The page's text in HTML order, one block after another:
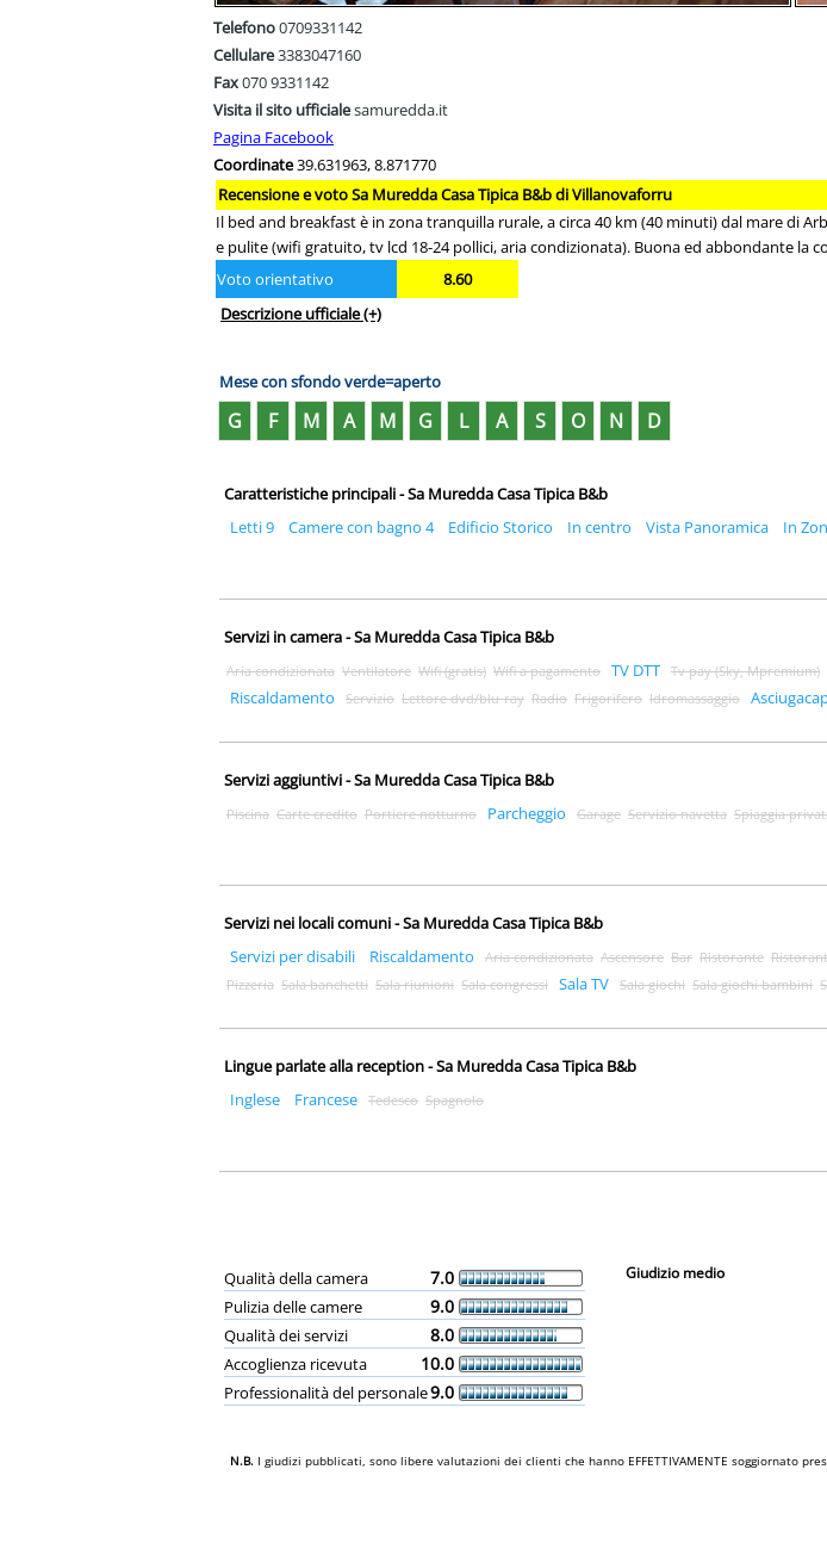
Telefono0709331142
Cellulare3383047160
Fax070 9331142
Visita il sito ufficialesamuredda.it
Pagina Facebook
Coordinate39.631963, 8.871770
Recensione e voto Sa Muredda Casa Tipica B&b di Villanovaforru
Il bed and breakfast è in zona tranquilla rurale, a circa 40 km (40 minuti) dal mare di
e pulite (wifi gratuito, tv lcd 18-24 pollici, aria condizionata). Buona ed abbondante la
Voto orientativo
8.60
Descrizione ufficiale(+)
Mese con sfondo verde=aperto
G F M A M G L A S O N D
Caratteristiche principali - Sa Muredda Casa Tipica B&b
Letti 9
Camere con bagno 4 Edificio Storico In centro Vista Panoramica In
Servizi in camera - Sa Muredda Casa Tipica B&b
Aria condizionata Ventilatore Wifi (gratis) Wifi a pagamento TV DTT Tv pay (Sky, Mpremium)
Riscaldamento
Servizio Lettore dvd/blu-ray Radio Frigorifero Idromassaggio
Servizi aggiuntivi - Sa Muredda Casa Tipica B&b
Piscina Carte credito Portiere notturno Parcheggio Garage Servizio navetta Spiaggia
Servizi nei locali comuni - Sa Muredda Casa Tipica B&b
Servizi per disabili
Riscaldamento Aria condizionata Ascensore Bar Ristorante
Pizzeria Sala banchetti Sala riunioni Sala congressi Sala TV Sala giochi Sala giochi bambini
Lingue parlate alla reception - Sa Muredda Casa Tipica B&b
Inglese
Francese Tedesco Spagnolo
Qualità della camera 7.0
Pulizia delle camere 9.0
Qualità dei servizi 8.0
Accoglienza ricevuta 10.0
Professionalità del personale9.0
Giudizio medio
N.B. I giudizi pubblicati, sono libere valutazioni dei clienti che hanno EFFETTIVAMENTE soggiornato